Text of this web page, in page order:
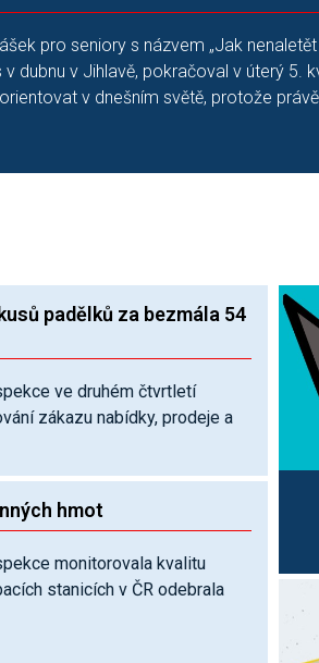
pro seniory s názvem „Jak
dubnu v Jihlavě, pokračoval v úterý 5.
v dnešním světě, protože
padělků za bezmála 54
ve druhém čtvrtletí
zákazu nabídky, prodeje a
hmot
monitorovala kvalitu
stanicích v ČR odebrala